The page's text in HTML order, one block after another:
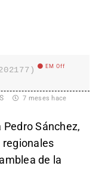
EM Off
7 meses hace
Pedro Sánchez,
de la